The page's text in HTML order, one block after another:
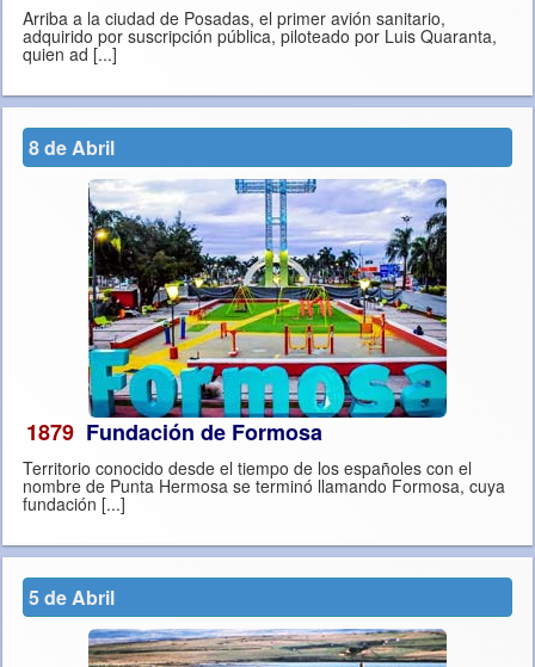
Arriba a la ciudad de Posadas, el primer avión sanitario,
adquirido por suscripción pública, piloteado por Luis Quaranta,
quien ad [...]
8 de Abril
1879 Fundación de Formosa
Territorio conocido desde el tiempo de los españoles con el
nombre de Punta Hermosa se terminó llamando Formosa, cuya
fundación [...]
5 de Abril